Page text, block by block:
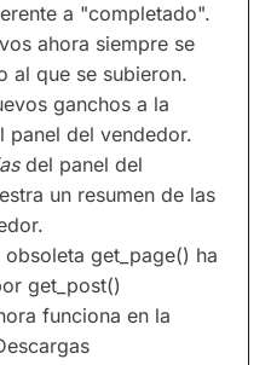
a "completado".
ahora siempre se
al que se subieron.
ganchos a la
panel del vendedor.
del panel del
un resumen de las
get_page() ha
get_post()
funciona en la